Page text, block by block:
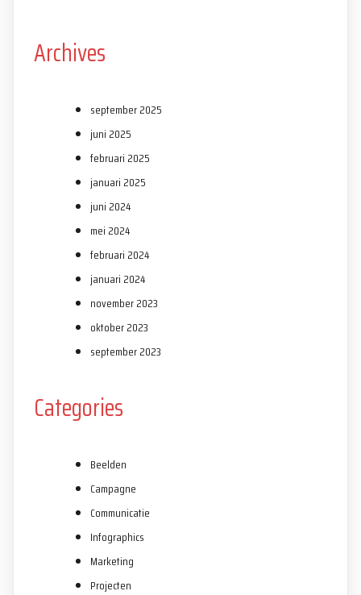
Archives
september 2025
juni 2025
februari 2025
januari 2025
juni 2024
mei 2024
februari 2024
januari 2024
november 2023
oktober 2023
september 2023
Categories
Beelden
Campagne
Communicatie
Infographics
Marketing
Projecten